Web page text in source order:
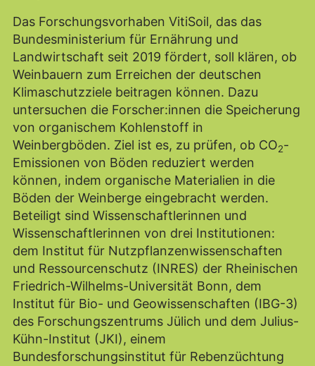
Das Forschungsvorhaben VitiSoil, das das
Bundesministerium für Ernährung und
Landwirtschaft seit 2019 fördert, soll klären, ob
Weinbauern zum Erreichen der deutschen
Klimaschutzziele beitragen können. Dazu
untersuchen die Forscher:innen die Speicherung
von organischem Kohlenstoff in
Weinbergböden. Ziel ist es, zu prüfen, ob CO2-
Emissionen von Böden reduziert werden
können, indem organische Materialien in die
Böden der Weinberge eingebracht werden.
Beteiligt sind Wissenschaftlerinnen und
Wissenschaftlerinnen von drei Institutionen:
dem Institut für Nutzpflanzenwissenschaften
und Ressourcenschutz (INRES) der Rheinischen
Friedrich-Wilhelms-Universität Bonn, dem
Institut für Bio- und Geowissenschaften (IBG-3)
des Forschungszentrums Jülich und dem Julius-
Kühn-Institut (JKI), einem
Bundesforschungsinstitut für Rebenzüchtung